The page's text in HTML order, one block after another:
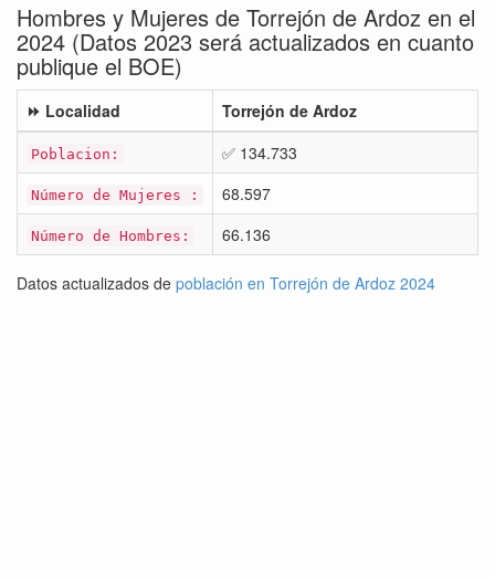
Hombres y Mujeres de Torrejón de Ardoz en el
2024 (Datos 2023 será actualizados en cuanto
publique el BOE)
⏩ Localidad Torrejón de Ardoz
Poblacion: ✅ 134.733
Número de Mujeres : 68.597
Número de Hombres: 66.136
Datos actualizados de población en Torrejón de Ardoz 2024